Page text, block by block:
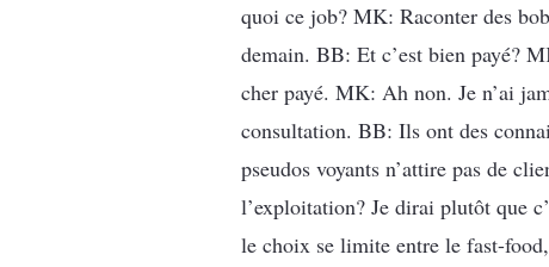
quoi ce job? MK: Raconter des
demain. BB: Et c’est bien payé?
cher payé. MK: Ah non. Je n’ai
consultation. BB: Ils ont des
pseudos voyants n’attire pas de
l’exploitation? Je dirai plutôt que
le choix se limite entre le fast-